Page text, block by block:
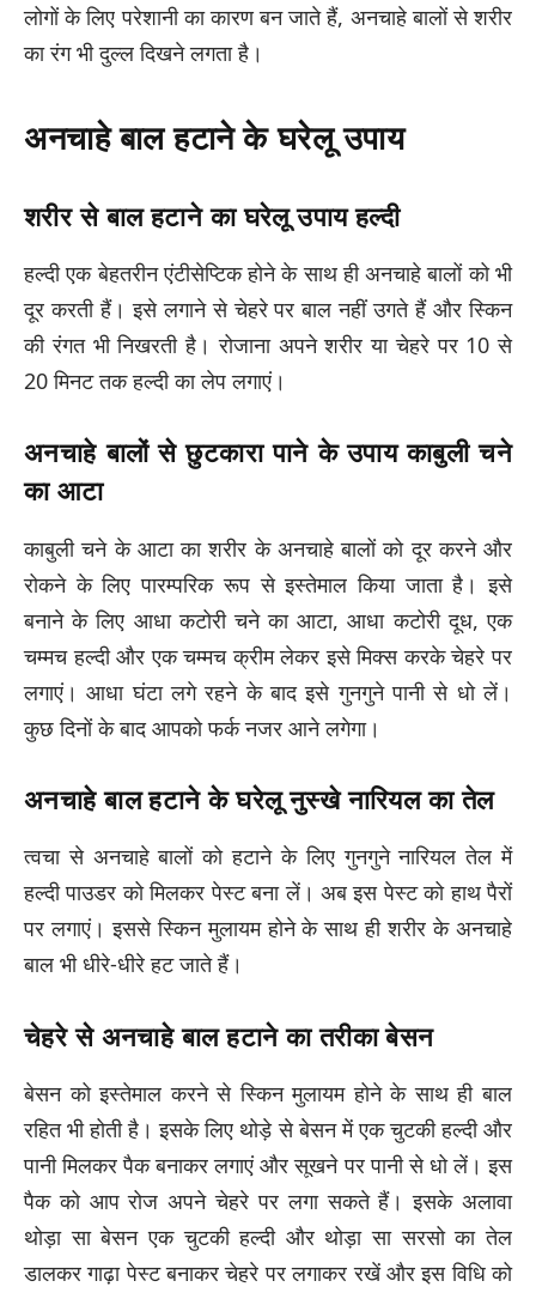
लोगों के लिए परेशानी का कारण बन जाते हैं, अनचाहे बालों से शरीर
का रंग भी दुल्ल दिखने लगता है।
अनचाहे बाल हटाने के घरेलू उपाय
शरीर से बाल हटाने का घरेलू उपाय हल्दी
हल्दी एक बेहतरीन एंटीसेप्टिक होने के साथ ही अनचाहे बालों को भी
दूर करती हैं। इसे लगाने से चेहरे पर बाल नहीं उगते हैं और स्किन
की रंगत भी निखरती है। रोजाना अपने शरीर या चेहरे पर 10 से
20 मिनट तक हल्दी का लेप लगाएं।
अनचाहे बालों से छुटकारा पाने के उपाय काबुली चने
का आटा
काबुली चने के आटा का शरीर के अनचाहे बालों को दूर करने और
रोकने के लिए पारम्परिक रूप से इस्तेमाल किया जाता है। इसे
बनाने के लिए आधा कटोरी चने का आटा, आधा कटोरी दूध, एक
चम्मच हल्दी और एक चम्मच क्रीम लेकर इसे मिक्स करके चेहरे पर
लगाएं। आधा घंटा लगे रहने के बाद इसे गुनगुने पानी से धो लें।
कुछ दिनों के बाद आपको फर्क नजर आने लगेगा।
अनचाहे बाल हटाने के घरेलू नुस्खे नारियल का तेल
त्वचा से अनचाहे बालों को हटाने के लिए गुनगुने नारियल तेल में
हल्दी पाउडर को मिलकर पेस्ट बना लें। अब इस पेस्ट को हाथ पैरों
पर लगाएं। इससे स्किन मुलायम होने के साथ ही शरीर के अनचाहे
बाल भी धीरे-धीरे हट जाते हैं।
चेहरे से अनचाहे बाल हटाने का तरीका बेसन
बेसन को इस्तेमाल करने से स्किन मुलायम होने के साथ ही बाल
रहित भी होती है। इसके लिए थोड़े से बेसन में एक चुटकी हल्दी और
पानी मिलकर पैक बनाकर लगाएं और सूखने पर पानी से धो लें। इस
पैक को आप रोज अपने चेहरे पर लगा सकते हैं। इसके अलावा
थोड़ा सा बेसन एक चुटकी हल्दी और थोड़ा सा सरसो का तेल
डालकर गाढ़ा पेस्ट बनाकर चेहरे पर लगाकर रखें और इस विधि को